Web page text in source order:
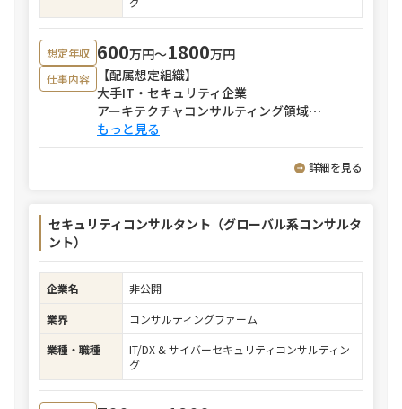
想定年収 600万円〜1800万円
仕事内容
【配属想定組織】
大手IT・セキュリティ企業
アーキテクチャコンサルティング領域⋯
もっと見る
詳細を見る
セキュリティコンサルタント（グローバル系コンサルタ
ント）
企業名
非公開
業界
コンサルティングファーム
業種・職種
IT/DX & サイバーセキュリティコンサルティン
グ